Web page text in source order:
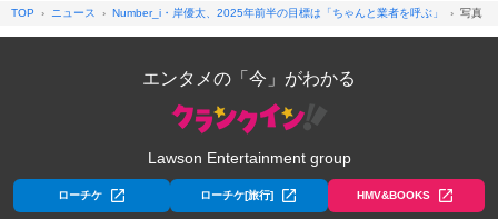
TOP ニュース Number_i・岸優太、2025年前半の目標は「ちゃんと業者を呼ぶ」 写真
エンタメの「今」がわかる
Lawson Entertainment group
ローチケ ローチケ[旅行] HMV&BOOKS